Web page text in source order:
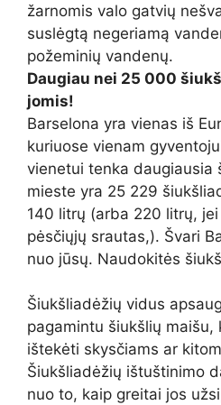
žarnomis valo gatvių
suslėgtą negeriamą
požeminių vandenų.
Daugiau nei 25 000
jomis!
Barselona yra vienas iš
kuriuose vienam
vienetui tenka daugiausia
mieste yra 25 229
140 litrų (arba 220 litrų,
pėsčiųjų srautas,). Švari
nuo jūsų. Naudokitės
Šiukšliadėžių vidus
pagamintu šiukšlių maišu,
ištekėti skysčiams ar
Šiukšliadėžių ištuštinimo
nuo to, kaip greitai jos